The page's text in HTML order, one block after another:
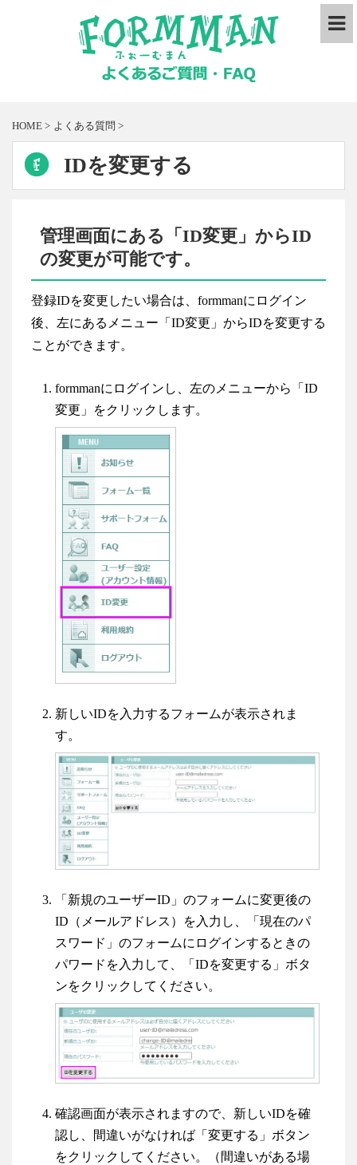
HOME > よくある質問 >
IDを変更する
管理画面にある「ID変更」からID
の変更が可能です。
登録IDを変更したい場合は、formmanにログイン
後、左にあるメニュー「ID変更」からIDを変更する
ことができます。
formmanにログインし、左のメニューから「ID
変更」をクリックします。
新しいIDを入力するフォームが表示されま
す。
「新規のユーザーID」のフォームに変更後の
ID（メールアドレス）を入力し、「現在のパ
スワード」のフォームにログインするときの
パワードを入力して、「IDを変更する」ボタ
ンをクリックしてください。
確認画面が表示されますので、新しいIDを確
認し、間違いがなければ「変更する」ボタン
をクリックしてください。（間違いがある場